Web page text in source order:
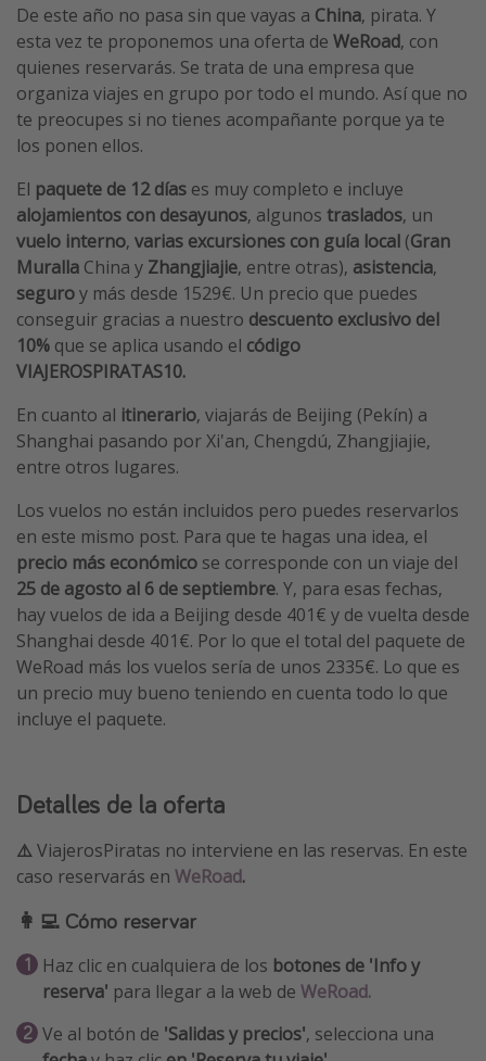
El Rey León el musical
Harry Potter en Londres y otros destinos
Eventos deportivos
De este año no pasa sin que vayas a China, pirata. Y
esta vez te proponemos una oferta de WeRoad, con
quienes reservarás. Se trata de una empresa que
organiza viajes en grupo por todo el mundo. Así que no
te preocupes si no tienes acompañante porque ya te
los ponen ellos.
El paquete de 12 días es muy completo e incluye
alojamientos con desayunos, algunos traslados, un
vuelo interno, varias excursiones con guía local (Gran
Muralla China y Zhangjiajie, entre otras), asistencia,
seguroy más desde 1529€. Un precio que puedes
conseguir gracias a nuestro descuento exclusivo del
10% que se aplica usando el código
VIAJEROSPIRATAS10.
En cuanto al itinerario, viajarás de Beijing (Pekín) a
Shanghai pasando por Xi'an, Chengdú, Zhangjiajie,
entre otros lugares.
Los vuelos no están incluidos pero puedes reservarlos
en este mismo post. Para que te hagas una idea, el
precio más económico se corresponde con un viaje del
25 de agosto al 6 de septiembre. Y, para esas fechas,
hay vuelos de ida a Beijing desde 401€ y de vuelta desde
Shanghai desde 401€. Por lo que el total del paquete de
WeRoad más los vuelos sería de unos 2335€. Lo que es
un precio muy bueno teniendo en cuenta todo lo que
incluye el paquete.
Detalles de la oferta
⚠️ViajerosPiratas no interviene en las reservas. En este
caso reservarás en WeRoad.
👩‍💻 Cómo reservar
Haz clic en cualquiera de los botones de 'Info y
reserva' para llegar a la web de WeRoad.
Ve al botón de 'Salidas y precios', selecciona una